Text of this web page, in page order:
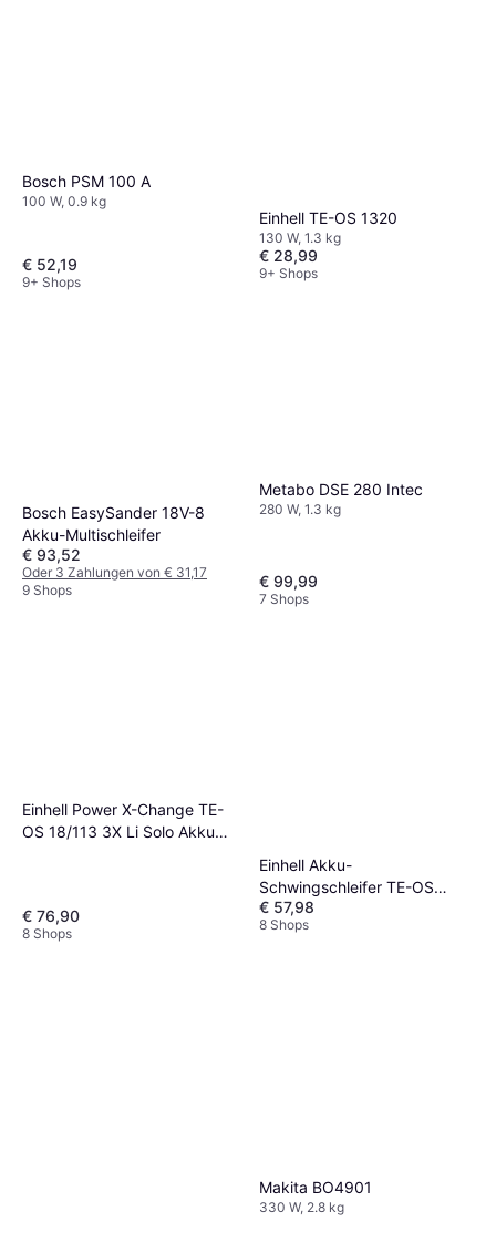
Bosch PSM 100 A
100 W, 0.9 kg
€ 52,19
9+ Shops
Einhell TE-OS 1320
130 W, 1.3 kg
€ 28,99
9+ Shops
Bosch EasySander 18V-8
Akku-Multischleifer
€ 93,52
Oder 3 Zahlungen von € 31,17
9 Shops
Metabo DSE 280 Intec
280 W, 1.3 kg
€ 99,99
7 Shops
Einhell Power X-Change TE-
OS 18/113 3X Li Solo Akku
€ 76,90
8 Shops
Einhell Akku-
Schwingschleifer TE-OS
18/113 Li Solo
€ 57,98
8 Shops
Makita BO4901
330 W, 2.8 kg